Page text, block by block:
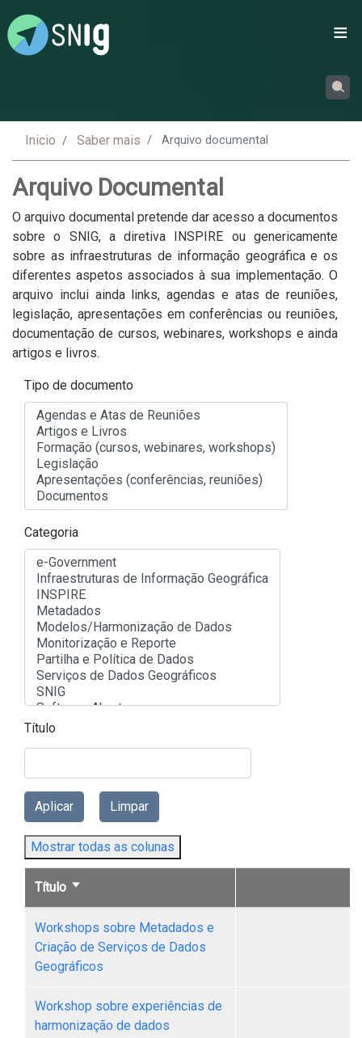
Inicio Saber mais Arquivo documental
Arquivo Documental
O arquivo documental pretende dar acesso a documentos
sobre o SNIG, a diretiva INSPIRE ou genericamente
sobre as infraestruturas de informação geográfica e os
diferentes aspetos associados à sua implementação. O
arquivo inclui ainda links, agendas e atas de reuniões,
legislação, apresentações em conferências ou reuniões,
documentação de cursos, webinares, workshops e ainda
artigos e livros.
Tipo de documento
Categoria
Título
Mostrar todas as colunas
Título Ordenação
ascendente
Workshops sobre Metadados e
Criação de Serviços de Dados
Geográficos
Workshop sobre experiências de
harmonização de dados